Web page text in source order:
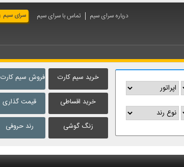
سرای سیم درباره سرای سیم تماس با سرای سیم
فروش سیم کارت
قیمت گذاری
رند حروفی
خرید سیم کارت
خرید اقساطی
زنگ گوشی